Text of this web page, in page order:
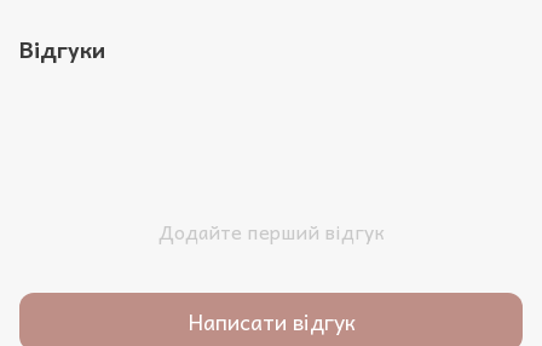
Відгуки
Додайте перший відгук
Написати відгук